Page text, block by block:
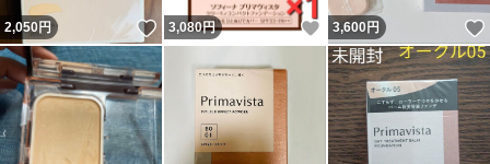
2,050円 いいね！
3,080円 いいね！
3,600円